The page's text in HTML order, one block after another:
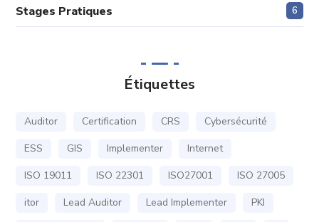
Stages Pratiques 6
Étiquettes
Auditor Certification CRS
Cybersécurité
ESS
GIS Implementer
Internet
ISO 19011
ISO 22301 ISO27001
ISO 27005
itor
Lead Auditor Lead Implementer
PKI